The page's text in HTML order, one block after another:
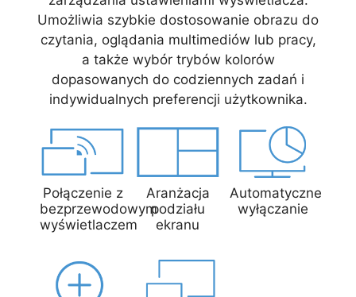
Umożliwia szybkie dostosowanie obrazu do
czytania, oglądania multimediów lub pracy,
a także wybór trybów kolorów
dopasowanych do codziennych zadań i
indywidualnych preferencji użytkownika.
Połączenie z
bezprzewodowym
wyświetlaczem
Aranżacja
podziału
ekranu
Automatyczne
wyłączanie